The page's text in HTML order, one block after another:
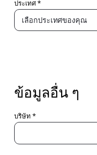
ประเทศ *
ข้อมูลอื่น ๆ
บริษัท *